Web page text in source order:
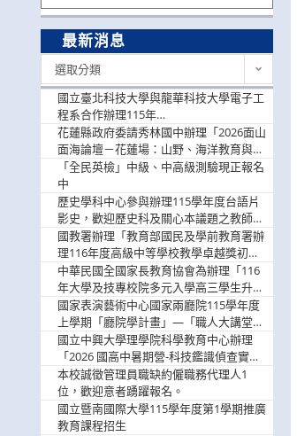
最新消息
選取分類
國立臺北科技大學與龍華科技大學電子工
程系合作辦理115年
「115.08.10~08.12「AI賦能應用於智慧半
導體研習營」，歡迎學生踴躍報名參加
花蓮縣政府委請秀林國中辦理「2026面山
面海論壇－花蓮場：山野、海洋教育與戶
外安全實務課程」，歡迎踴躍報名參加
「全民英檢」中級、中高級測驗現正報名
中
歷史學科中心參與辦理115學年度台語片
影史，歡迎歷史科及關心本議題之教師踴
躍報名參加
國教署辦理「教育部國民及學前教育署辦
理116年度高級中等學校教學卓越獎初選
實施計畫」，鼓勵教師踴躍報名
中華民國全國家長教育協會為辦理「116
年大學及技專校院多元入學高三學生升學
輔導家長說明會」
國家表演藝術中心國家兩廳院115學年度
上學期「廳院學計畫」—「職人大講堂」
及「一日體驗課程」，鼓勵踴躍報名參
與。
國立中興大學理學院科學教育中心辦理
「2026 國高中暑期營-科技鑑識偵查實戰
營」活動資訊，鼓勵學生踴躍報名參加。
本校誠徵管理員職缺約僱職務代理人1
位，歡迎意者踴躍報名。
國立暨南國際大學115學年度第1學期推廣
教育課程招生